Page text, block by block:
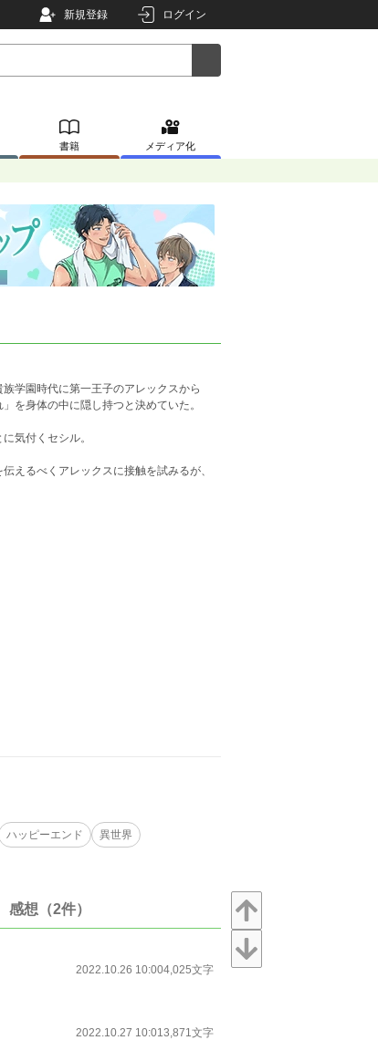
新規登録 ログイン
書籍 メディア化
学園時代に第一王子のアレックスから
を身体の中に隠し持つと決めていた。
気付くセシル。
えるべくアレックスに接触を試みるが、
ハッピーエンド 異世界
感想（2件）
2022.10.26 10:004,025文字
2022.10.27 10:013,871文字